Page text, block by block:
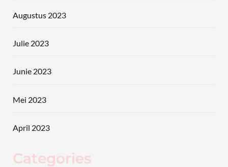
Augustus 2023
Julie 2023
Junie 2023
Mei 2023
April 2023
Categories